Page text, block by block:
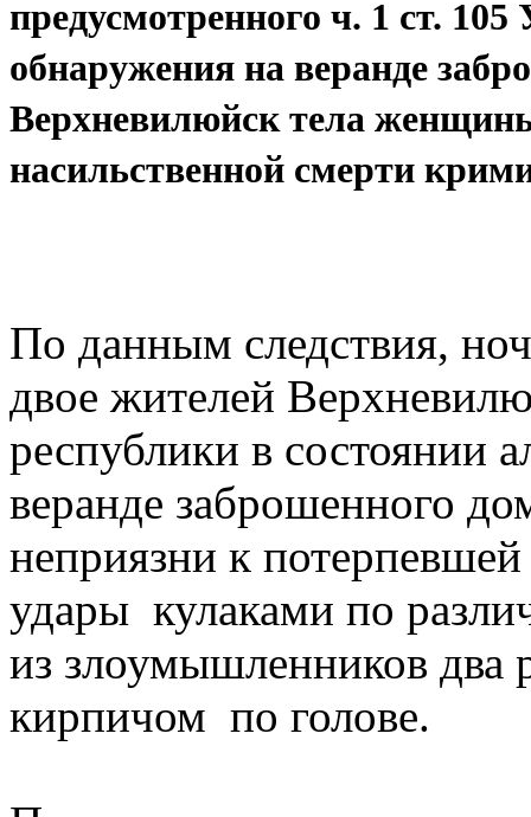
предусмотренного ч. 1 ст.
обнаружения на веранде
Верхневилюйск тела
насильственной смерти
По данным следствия,
двое жителей
республики в состоянии
веранде заброшенного
неприязни к
удары кулаками по
из злоумышленников два
кирпичом по голове.